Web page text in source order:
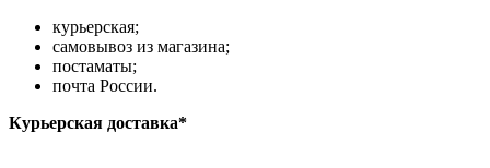
курьерская;
самовывоз из магазина;
постаматы;
почта России.
Курьерская доставка*